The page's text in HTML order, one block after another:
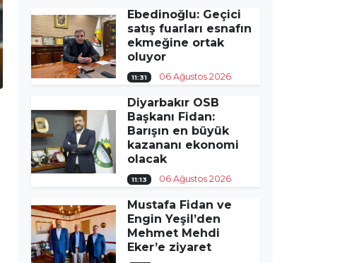
Ebedinoğlu: Geçici
satış fuarları esnafın
ekmeğine ortak
oluyor
11:31 06 Ağustos 2026
Diyarbakır OSB
Başkanı Fidan:
Barışın en büyük
kazananı ekonomi
olacak
11:13 06 Ağustos 2026
Mustafa Fidan ve
Engin Yeşil’den
Mehmet Mehdi
Eker’e ziyaret